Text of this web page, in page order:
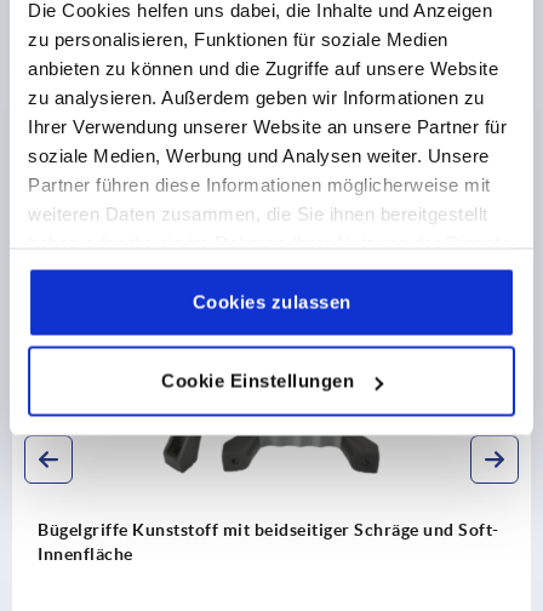
Die Cookies helfen uns dabei, die Inhalte und Anzeigen
zu personalisieren, Funktionen für soziale Medien
anbieten zu können und die Zugriffe auf unsere Website
zu analysieren. Außerdem geben wir Informationen zu
Ihrer Verwendung unserer Website an unsere Partner für
soziale Medien, Werbung und Analysen weiter. Unsere
Partner führen diese Informationen möglicherweise mit
weiteren Daten zusammen, die Sie ihnen bereitgestellt
gesammelt haben.Cookie Richtlinien
Datenschutz|AGB
Cookies zulassen
Cookie Einstellungen
CAD
DOWNLOADS
Schräge und Soft- Bügelgriffe Edelstahl mit